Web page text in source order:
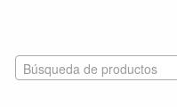
Búsqueda de productos